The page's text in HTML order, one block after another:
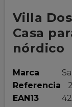
Villa
Casa
nórdico
Marca
Referencia
EAN13